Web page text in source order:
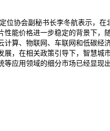
位协会副秘书长李冬航表示，在
性能价格进一步稳定的背景下，
计算、物联网、车联网和低碳经
展，在相关政策引导下，智慧城
等应用领域的细分市场已经显现